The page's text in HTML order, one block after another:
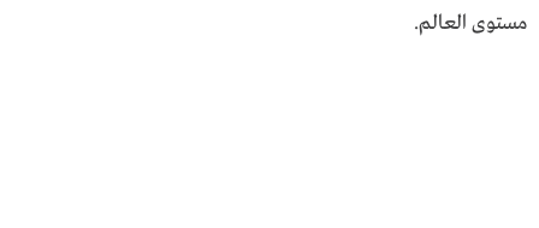
مستوى العالم.